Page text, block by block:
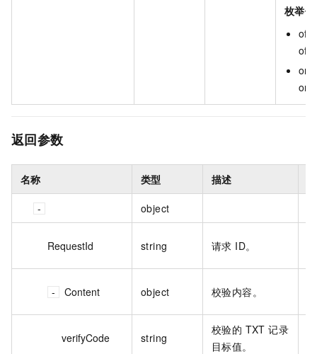
枚举
off :
off
on :
on
返回参数
名称 类型 描述
object
RequestId string 请求 ID。
Content object 校验内容。
verifyCode string
校验的 TXT 记录
目标值。